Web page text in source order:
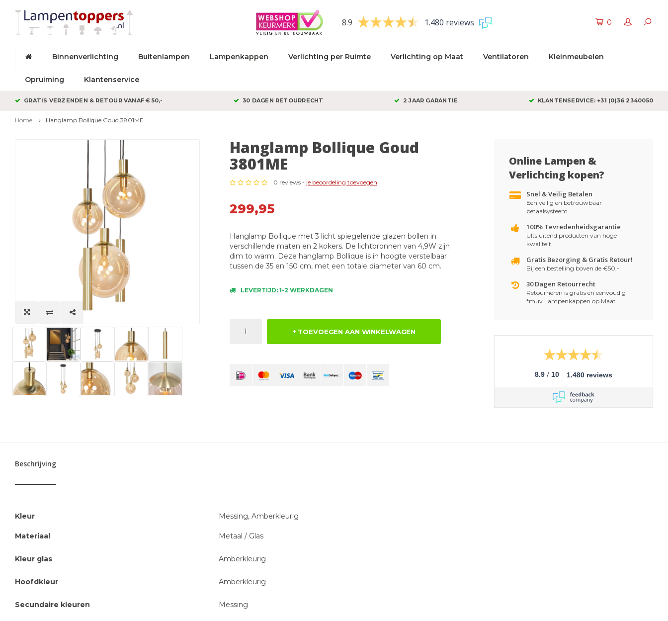
8.9 1.480 reviews 0
Binnenverlichting Buitenlampen Lampenkappen Verlichting per Ruimte Verlichting op Maat Ventilatoren Kleinmeubelen
Opruiming Klantenservice
GRATIS VERZENDEN & RETOUR VANAF € 50,- 30 DAGEN RETOURRECHT 2 JAAR GARANTIE KLANTENSERVICE: +31 (0)36 2340050
Home Hanglamp Bollique Goud 3801ME
Hanglamp Bollique Goud
3801ME
0 reviews - je beoordeling toevoegen
299,95
Hanglamp Bollique met 3 licht spiegelende glazen bollen in
verschillende maten en 2 kokers. De lichtbronnen van 4,9W zijn
dim to warm. Deze hanglamp Bollique is in hoogte verstelbaar
tussen de 35 en 150 cm, met een totale diameter van 60 cm.
LEVERTIJD: 1-2 WERKDAGEN
+ TOEVOEGEN AAN WINKELWAGEN
Online Lampen &
Verlichting kopen?
Snel & Veilig Betalen
Een veilig en betrouwbaar
betaalsysteem.
100% Tevredenheidsgarantie
UItsluitend producten van hoge
kwaliteit
Gratis Bezorging & Gratis Retour!
Bij een bestelling boven de €50,-
30 Dagen Retourrecht
Retourneren is gratis en eenvoudig
*muv Lampenkappen op Maat
8.9 / 10 1.480 reviews
Beschrijving
Kleur Messing, Amberkleurig
Materiaal Metaal / Glas
Kleur glas Amberkleurig
Hoofdkleur Amberkleurig
Secundaire kleuren Messing